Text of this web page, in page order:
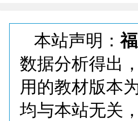
本站声明：
数据分析得出
用的教材版本
均与本站无关